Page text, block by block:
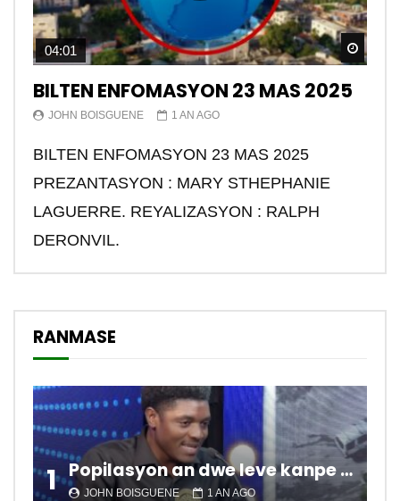
04:01
BILTEN ENFOMASYON 23 MAS 2025
JOHN BOISGUENE 1 AN AGO
BILTEN ENFOMASYON 23 MAS 2025
PREZANTASYON : MARY STHEPHANIE
LAGUERRE. REYALIZASYON : RALPH
DERONVIL.
RANMASE
1 Popilasyon an dwe leve kanpe pou chanje sitiyasyon kawotik l’ap viv nan peyi a.
JOHN BOISGUENE 1 AN AGO